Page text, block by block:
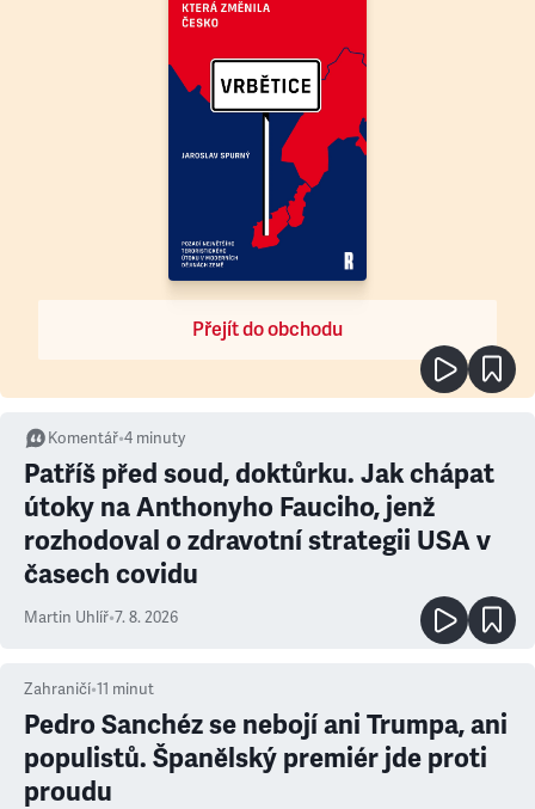
Přejít do obchodu
Komentář•4 minuty
Patříš před soud, doktůrku. Jak chápat
útoky na Anthonyho Fauciho, jenž
rozhodoval o zdravotní strategii USA v
časech covidu
Martin Uhlíř•7. 8. 2026
Zahraničí•11 minut
Pedro Sanchéz se nebojí ani Trumpa, ani
populistů. Španělský premiér jde proti
proudu